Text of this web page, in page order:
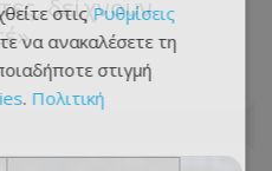
δείχνουν
στις Ρυθμίσεις
να ανακαλέσετε τη
στιγμή
. Πολιτική